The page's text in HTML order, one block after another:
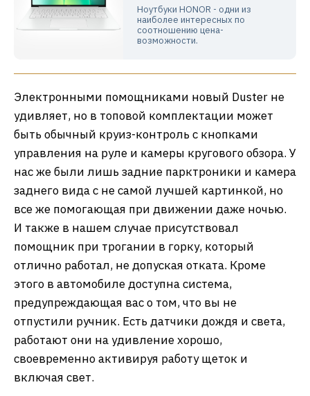
Ноутбуки HONOR - одни из
наиболее интересных по
соотношению цена-
возможности.
Электронными помощниками новый Duster не
удивляет, но в топовой комплектации может
быть обычный круиз-контроль с кнопками
управления на руле и камеры кругового обзора. У
нас же были лишь задние парктроники и камера
заднего вида с не самой лучшей картинкой, но
все же помогающая при движении даже ночью.
И также в нашем случае присутствовал
помощник при трогании в горку, который
отлично работал, не допуская отката. Кроме
этого в автомобиле доступна система,
предупреждающая вас о том, что вы не
отпустили ручник. Есть датчики дождя и света,
работают они на удивление хорошо,
своевременно активируя работу щеток и
включая свет.